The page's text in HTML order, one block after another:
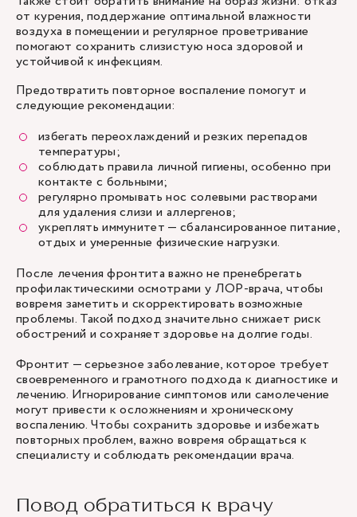
от курения, поддержание оптимальной влажности
воздуха в помещении и регулярное проветривание
помогают сохранить слизистую носа здоровой и
устойчивой к инфекциям.
Предотвратить повторное воспаление помогут и
следующие рекомендации:
избегать переохлаждений и резких перепадов
температуры;
соблюдать правила личной гигиены, особенно при
контакте с больными;
регулярно промывать нос солевыми растворами
для удаления слизи и аллергенов;
укреплять иммунитет — сбалансированное питание,
отдых и умеренные физические нагрузки.
После лечения фронтита важно не пренебрегать
профилактическими осмотрами у ЛОР-врача, чтобы
вовремя заметить и скорректировать возможные
проблемы. Такой подход значительно снижает риск
обострений и сохраняет здоровье на долгие годы.
Фронтит — серьезное заболевание, которое требует
своевременного и грамотного подхода к диагностике и
лечению. Игнорирование симптомов или самолечение
могут привести к осложнениям и хроническому
воспалению. Чтобы сохранить здоровье и избежать
повторных проблем, важно вовремя обращаться к
специалисту и соблюдать рекомендации врача.
Повод обратиться к врачу